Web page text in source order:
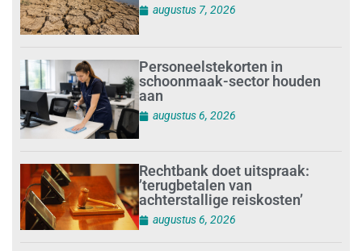
augustus 7, 2026
Personeelstekorten in
schoonmaak-sector houden
aan
augustus 6, 2026
Rechtbank doet uitspraak:
’terugbetalen van
achterstallige reiskosten’
augustus 6, 2026